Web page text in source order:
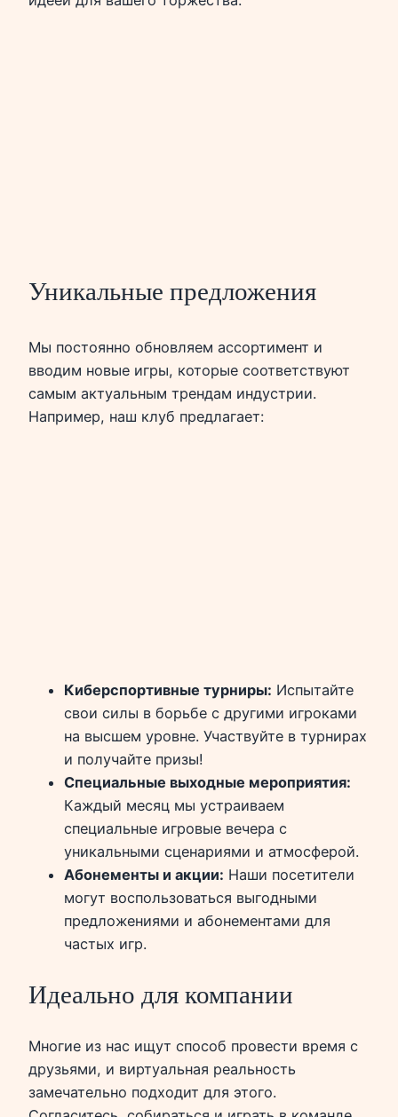
Уникальные предложения
Мы постоянно обновляем ассортимент и
вводим новые игры, которые соответствуют
самым актуальным трендам индустрии.
Например, наш клуб предлагает:
Киберспортивные турниры: Испытайте
свои силы в борьбе с другими игроками
на высшем уровне. Участвуйте в турнирах
и получайте призы!
Специальные выходные мероприятия:
Каждый месяц мы устраиваем
специальные игровые вечера с
уникальными сценариями и атмосферой.
Абонементы и акции: Наши посетители
могут воспользоваться выгодными
предложениями и абонементами для
частых игр.
Идеально для компании
Многие из нас ищут способ провести время с
друзьями, и виртуальная реальность
замечательно подходит для этого.